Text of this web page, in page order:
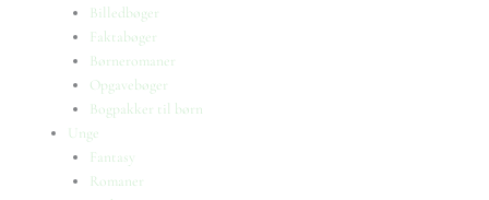
Billedbøger
Faktabøger
Børneromaner
Opgavebøger
Bogpakker til børn
Unge
Fantasy
Romaner